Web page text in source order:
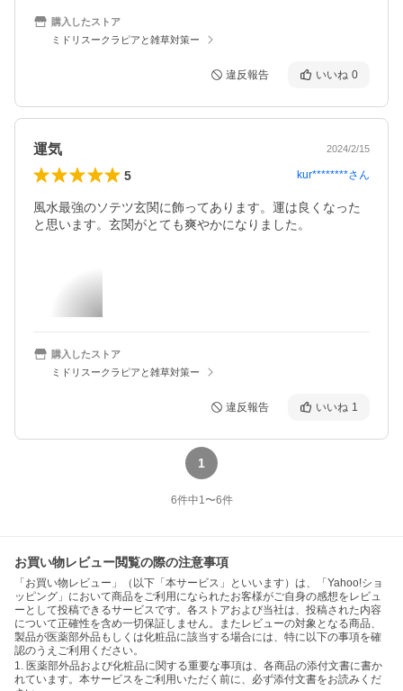
購入したストア
ミドリスークラピアと雑草対策ー
違反報告 いいね 0
運気 2024/2/15
5 kur********さん
風水最強のソテツ玄関に飾ってあります。運は良くなった
と思います。玄関がとても爽やかになりました。
購入したストア
ミドリスークラピアと雑草対策ー
違反報告 いいね 1
1
6件中1〜6件
お買い物レビュー閲覧の際の注意事項
「お買い物レビュー」（以下「本サービス」といいます）は、「Yahoo!ショ
ッピング」において商品をご利用になられたお客様がご自身の感想をレビュ
ーとして投稿できるサービスです。各ストアおよび当社は、投稿された内容
について正確性を含め一切保証しません。またレビューの対象となる商品、
製品が医薬部外品もしくは化粧品に該当する場合には、特に以下の事項を確
認のうえご利用ください。
1. 医薬部外品および化粧品に関する重要な事項は、各商品の添付文書に書か
れています。本サービスをご利用いただく前に、必ず添付文書をお読みくだ